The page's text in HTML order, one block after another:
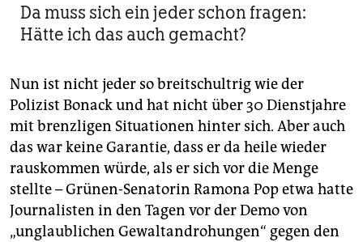
Da muss sich ein jeder schon fragen:
Hätte ich das auch gemacht?
Nun ist nicht jeder so breitschultrig wie der
Polizist Bonack und hat nicht über 30 Dienstjahre
mit brenzligen Situationen hinter sich. Aber auch
das war keine Garantie, dass er da heile wieder
rauskommen würde, als er sich vor die Menge
stellte – Grünen-Senatorin Ramona Pop etwa hatte
Journalisten in den Tagen vor der Demo von
„unglaublichen Gewaltandrohungen“ gegen den